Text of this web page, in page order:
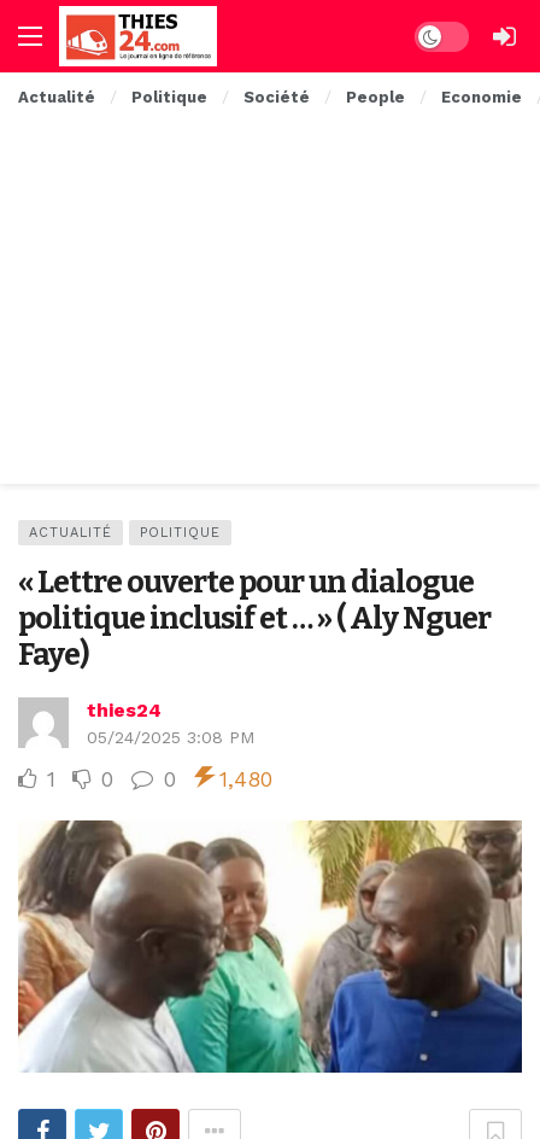
Dark mode
Actualité Politique Société People Economie
ACTUALITÉ POLITIQUE
« Lettre ouverte pour un dialogue
politique inclusif et … » ( Aly Nguer
Faye)
thies24
05/24/2025 3:08 PM
1 0 0 1,480